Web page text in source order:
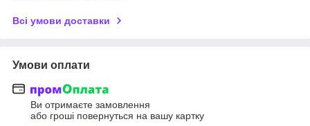
Всі умови доставки
Умови оплати
Ви отримаєте замовлення
або гроші повернуться на вашу картку